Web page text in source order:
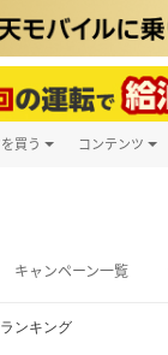
買う コンテンツ
キャンペーン一覧
ンキング